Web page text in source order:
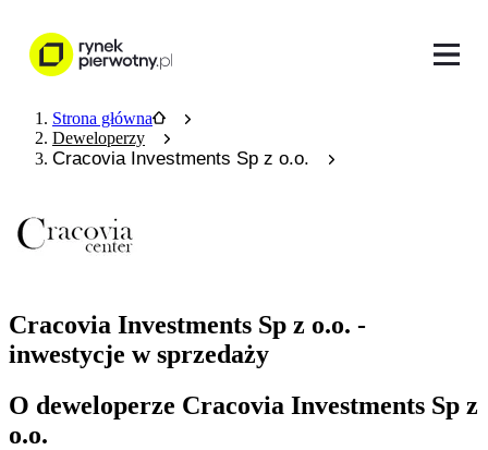
Strona główna
Deweloperzy
Cracovia Investments Sp z o.o.
Cracovia Investments Sp z o.o. -
inwestycje w sprzedaży
O deweloperze Cracovia Investments Sp z
o.o.